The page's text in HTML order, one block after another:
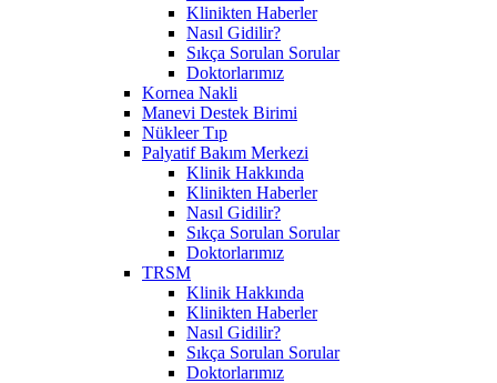
Klinikten Haberler
Nasıl Gidilir?
Sıkça Sorulan Sorular
Doktorlarımız
Kornea Nakli
Manevi Destek Birimi
Nükleer Tıp
Palyatif Bakım Merkezi
Klinik Hakkında
Klinikten Haberler
Nasıl Gidilir?
Sıkça Sorulan Sorular
Doktorlarımız
TRSM
Klinik Hakkında
Klinikten Haberler
Nasıl Gidilir?
Sıkça Sorulan Sorular
Doktorlarımız